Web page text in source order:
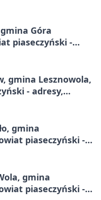
Góra
piaseczyński -
gmina Lesznowola,
- adresy,
gmina
piaseczyński -
gmina
piaseczyński -